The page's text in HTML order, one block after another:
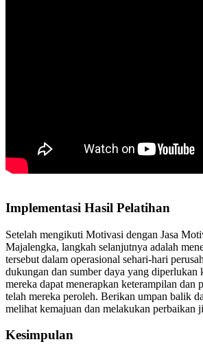
Implementasi Hasil Pelatihan
Setelah mengikuti Motivasi dengan Jasa
Majalengka, langkah selanjutnya adalah
tersebut dalam operasional sehari-hari
dukungan dan sumber daya yang diperlukan
mereka dapat menerapkan keterampilan dan
telah mereka peroleh. Berikan umpan balik
melihat kemajuan dan melakukan perbaikan
Kesimpulan